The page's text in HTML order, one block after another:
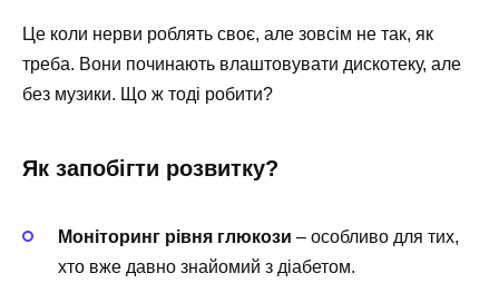
Це коли нерви роблять своє, але зовсім не так, як
треба. Вони починають влаштовувати дискотеку, але
без музики. Що ж тоді робити?
Як запобігти розвитку?
Моніторинг рівня глюкози – особливо для тих,
хто вже давно знайомий з діабетом.